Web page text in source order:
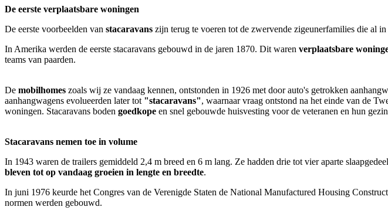
De eerste verplaatsbare woningen
De eerste voorbeelden van stacaravans zijn terug te voeren tot de zwervende zigeunerfamilies die al
In Amerika werden de eerste stacaravans gebouwd in de jaren 1870. Dit waren verplaatsbare
teams van paarden.
De mobilhomes zoals wij ze vandaag kennen, ontstonden in 1926 met door auto's getrokken
aanhangwagens evolueerden later tot "stacaravans", waarnaar vraag ontstond na het einde van de
woningen. Stacaravans boden goedkope en snel gebouwde huisvesting voor de veteranen en hun
Stacaravans nemen toe in volume
In 1943 waren de trailers gemiddeld 2,4 m breed en 6 m lang. Ze hadden drie tot vier aparte
bleven tot op vandaag groeien in lengte en breedte.
In juni 1976 keurde het Congres van de Verenigde Staten de National Manufactured Housing
normen werden gebouwd.